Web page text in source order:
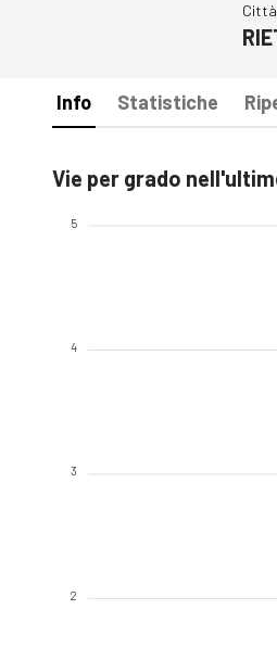
Città
Info Statistiche
Vie per grado
5
4
3
2